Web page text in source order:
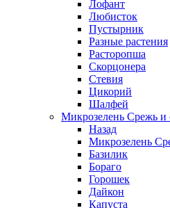
Лофант
Любисток
Пустырник
Разные растения
Расторопша
Скорцонера
Стевия
Цикорий
Шалфей
Микрозелень Срежь
Назад
Микрозелень
Базилик
Бораго
Горошек
Дайкон
Капуста